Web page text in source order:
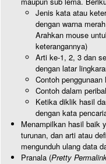
Jenis kata atau
dengan warna
Arahkan mouse
keterangannya)
Arti ke-1, 2, 3 dan
dengan latar
Contoh
Contoh dalam
Ketika diklik hasil
dengan kata
Menampilkan hasil baik
turunan, dan arti atau
mengunduh ulang data
Pranala (Pretty